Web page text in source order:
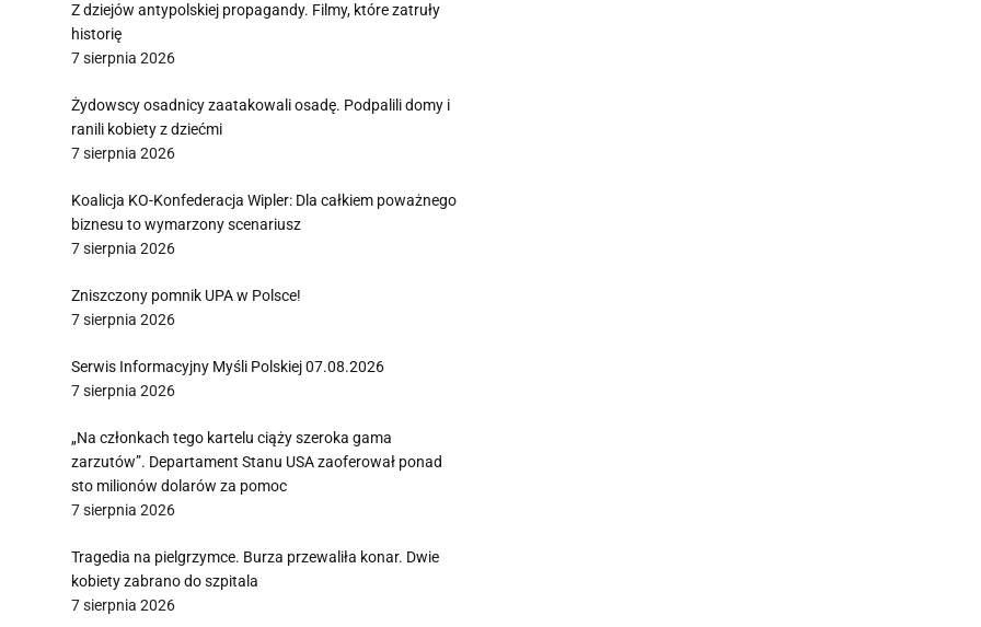
Z dziejów antypolskiej propagandy. Filmy, które zatruły
historię
7 sierpnia 2026
Żydowscy osadnicy zaatakowali osadę. Podpalili domy i
ranili kobiety z dziećmi
7 sierpnia 2026
Koalicja KO-Konfederacja Wipler: Dla całkiem poważnego
biznesu to wymarzony scenariusz
7 sierpnia 2026
Zniszczony pomnik UPA w Polsce!
7 sierpnia 2026
Serwis Informacyjny Myśli Polskiej 07.08.2026
7 sierpnia 2026
„Na członkach tego kartelu ciąży szeroka gama
zarzutów”. Departament Stanu USA zaoferował ponad
sto milionów dolarów za pomoc
7 sierpnia 2026
Tragedia na pielgrzymce. Burza przewaliła konar. Dwie
kobiety zabrano do szpitala
7 sierpnia 2026